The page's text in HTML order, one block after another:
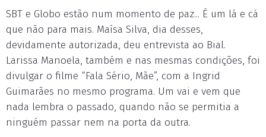
SBT e Globo estão num momento de paz... É um lá e cá
que não para mais. Maísa Silva, dia desses,
devidamente autorizada, deu entrevista ao Bial.
Larissa Manoela, também e nas mesmas condições, foi
divulgar o filme “Fala Sério, Mãe”, com a Ingrid
Guimarães no mesmo programa. Um vai e vem que
nada lembra o passado, quando não se permitia a
ninguém passar nem na porta da outra.